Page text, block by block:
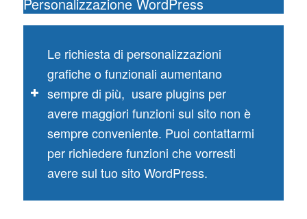
Le richiesta di personalizzazioni
grafiche o funzionali aumentano
sempre di più, usare plugins per
avere maggiori funzioni sul sito non è
sempre conveniente. Puoi contattarmi
per richiedere funzioni che vorresti
avere sul tuo sito WordPress.